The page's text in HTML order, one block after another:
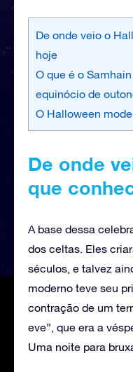
De onde veio o
hoje
O que é o
equinócio de
O Halloween
De onde
que
A base dessa
dos celtas. Eles
séculos, e talvez
moderno teve seu
contração de um
eve”, que era a
Uma noite para